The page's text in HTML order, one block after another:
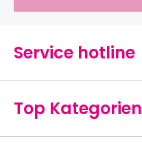
Service hotline
Top Kategorien